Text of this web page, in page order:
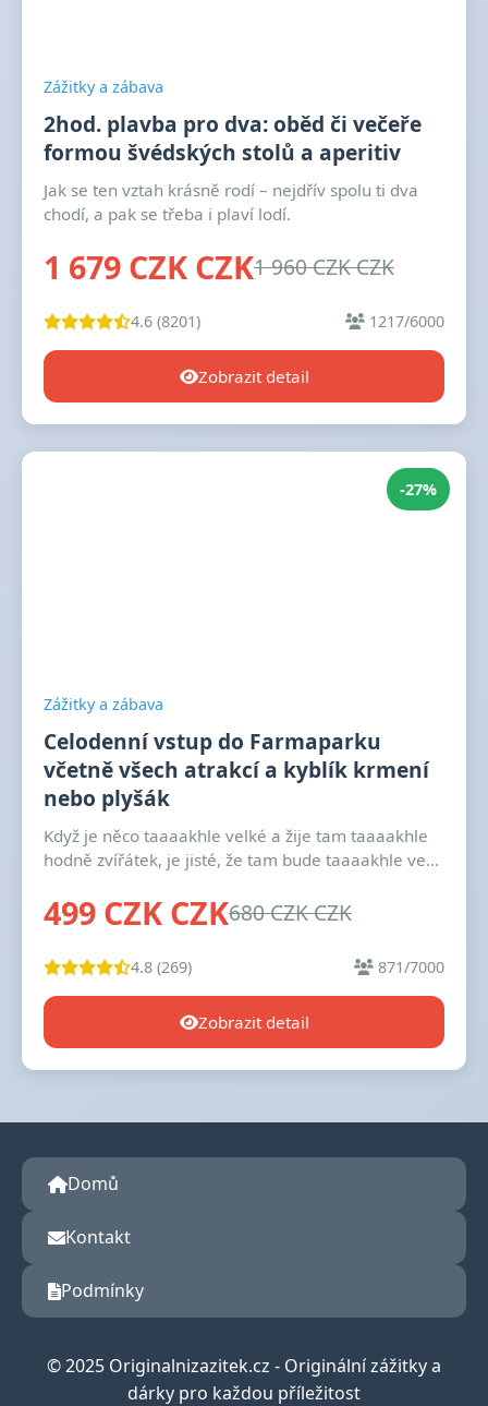
Zážitky a zábava
2hod. plavba pro dva: oběd či večeře
formou švédských stolů a aperitiv
Jak se ten vztah krásně rodí – nejdřív spolu ti dva
chodí, a pak se třeba i plaví lodí.
1 679 CZK CZK1 960 CZK CZK
4.6 (8201) 1217/6000
Zobrazit detail
-27%
Zážitky a zábava
Celodenní vstup do Farmaparku
včetně všech atrakcí a kyblík krmení
nebo plyšák
Když je něco taaaakhle velké a žije tam taaaakhle
hodně zvířátek, je jisté, že tam bude taaaakhle ve...
499 CZK CZK680 CZK CZK
4.8 (269) 871/7000
Zobrazit detail
Domů
Kontakt
Podmínky
© 2025 Originalnizazitek.cz - Originální zážitky a
dárky pro každou příležitost